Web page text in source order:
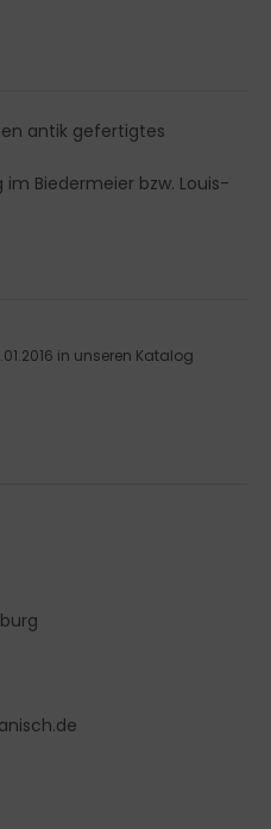
antik gefertigtes
Biedermeier bzw. Louis-
in unseren Katalog